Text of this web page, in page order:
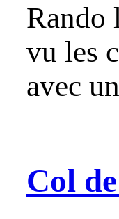
Rando
vu les
avec
Col